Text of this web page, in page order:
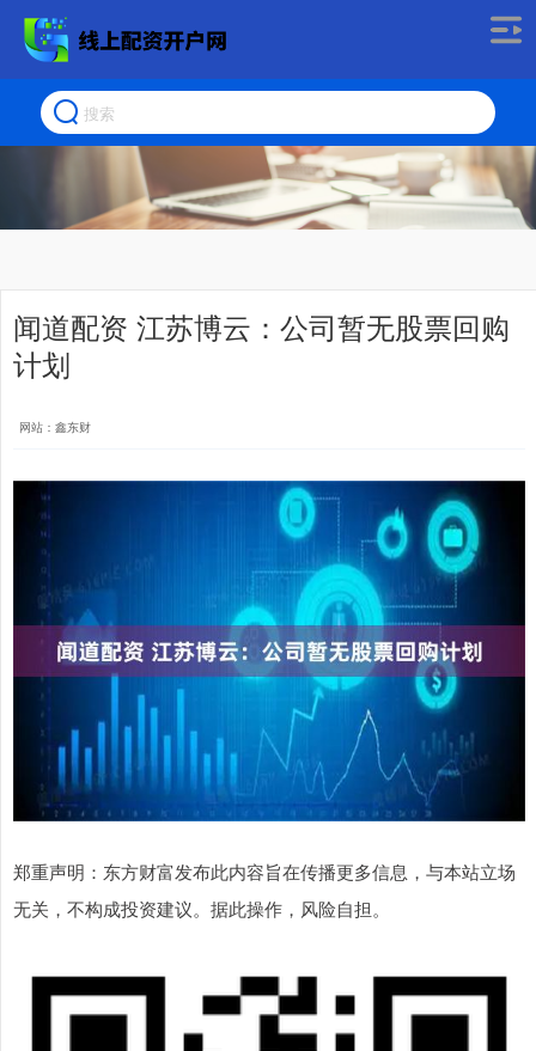
闻道配资 江苏博云：公司暂无股票回购
计划
网站：鑫东财
郑重声明：东方财富发布此内容旨在传播更多信息，与本站立场
无关，不构成投资建议。据此操作，风险自担。